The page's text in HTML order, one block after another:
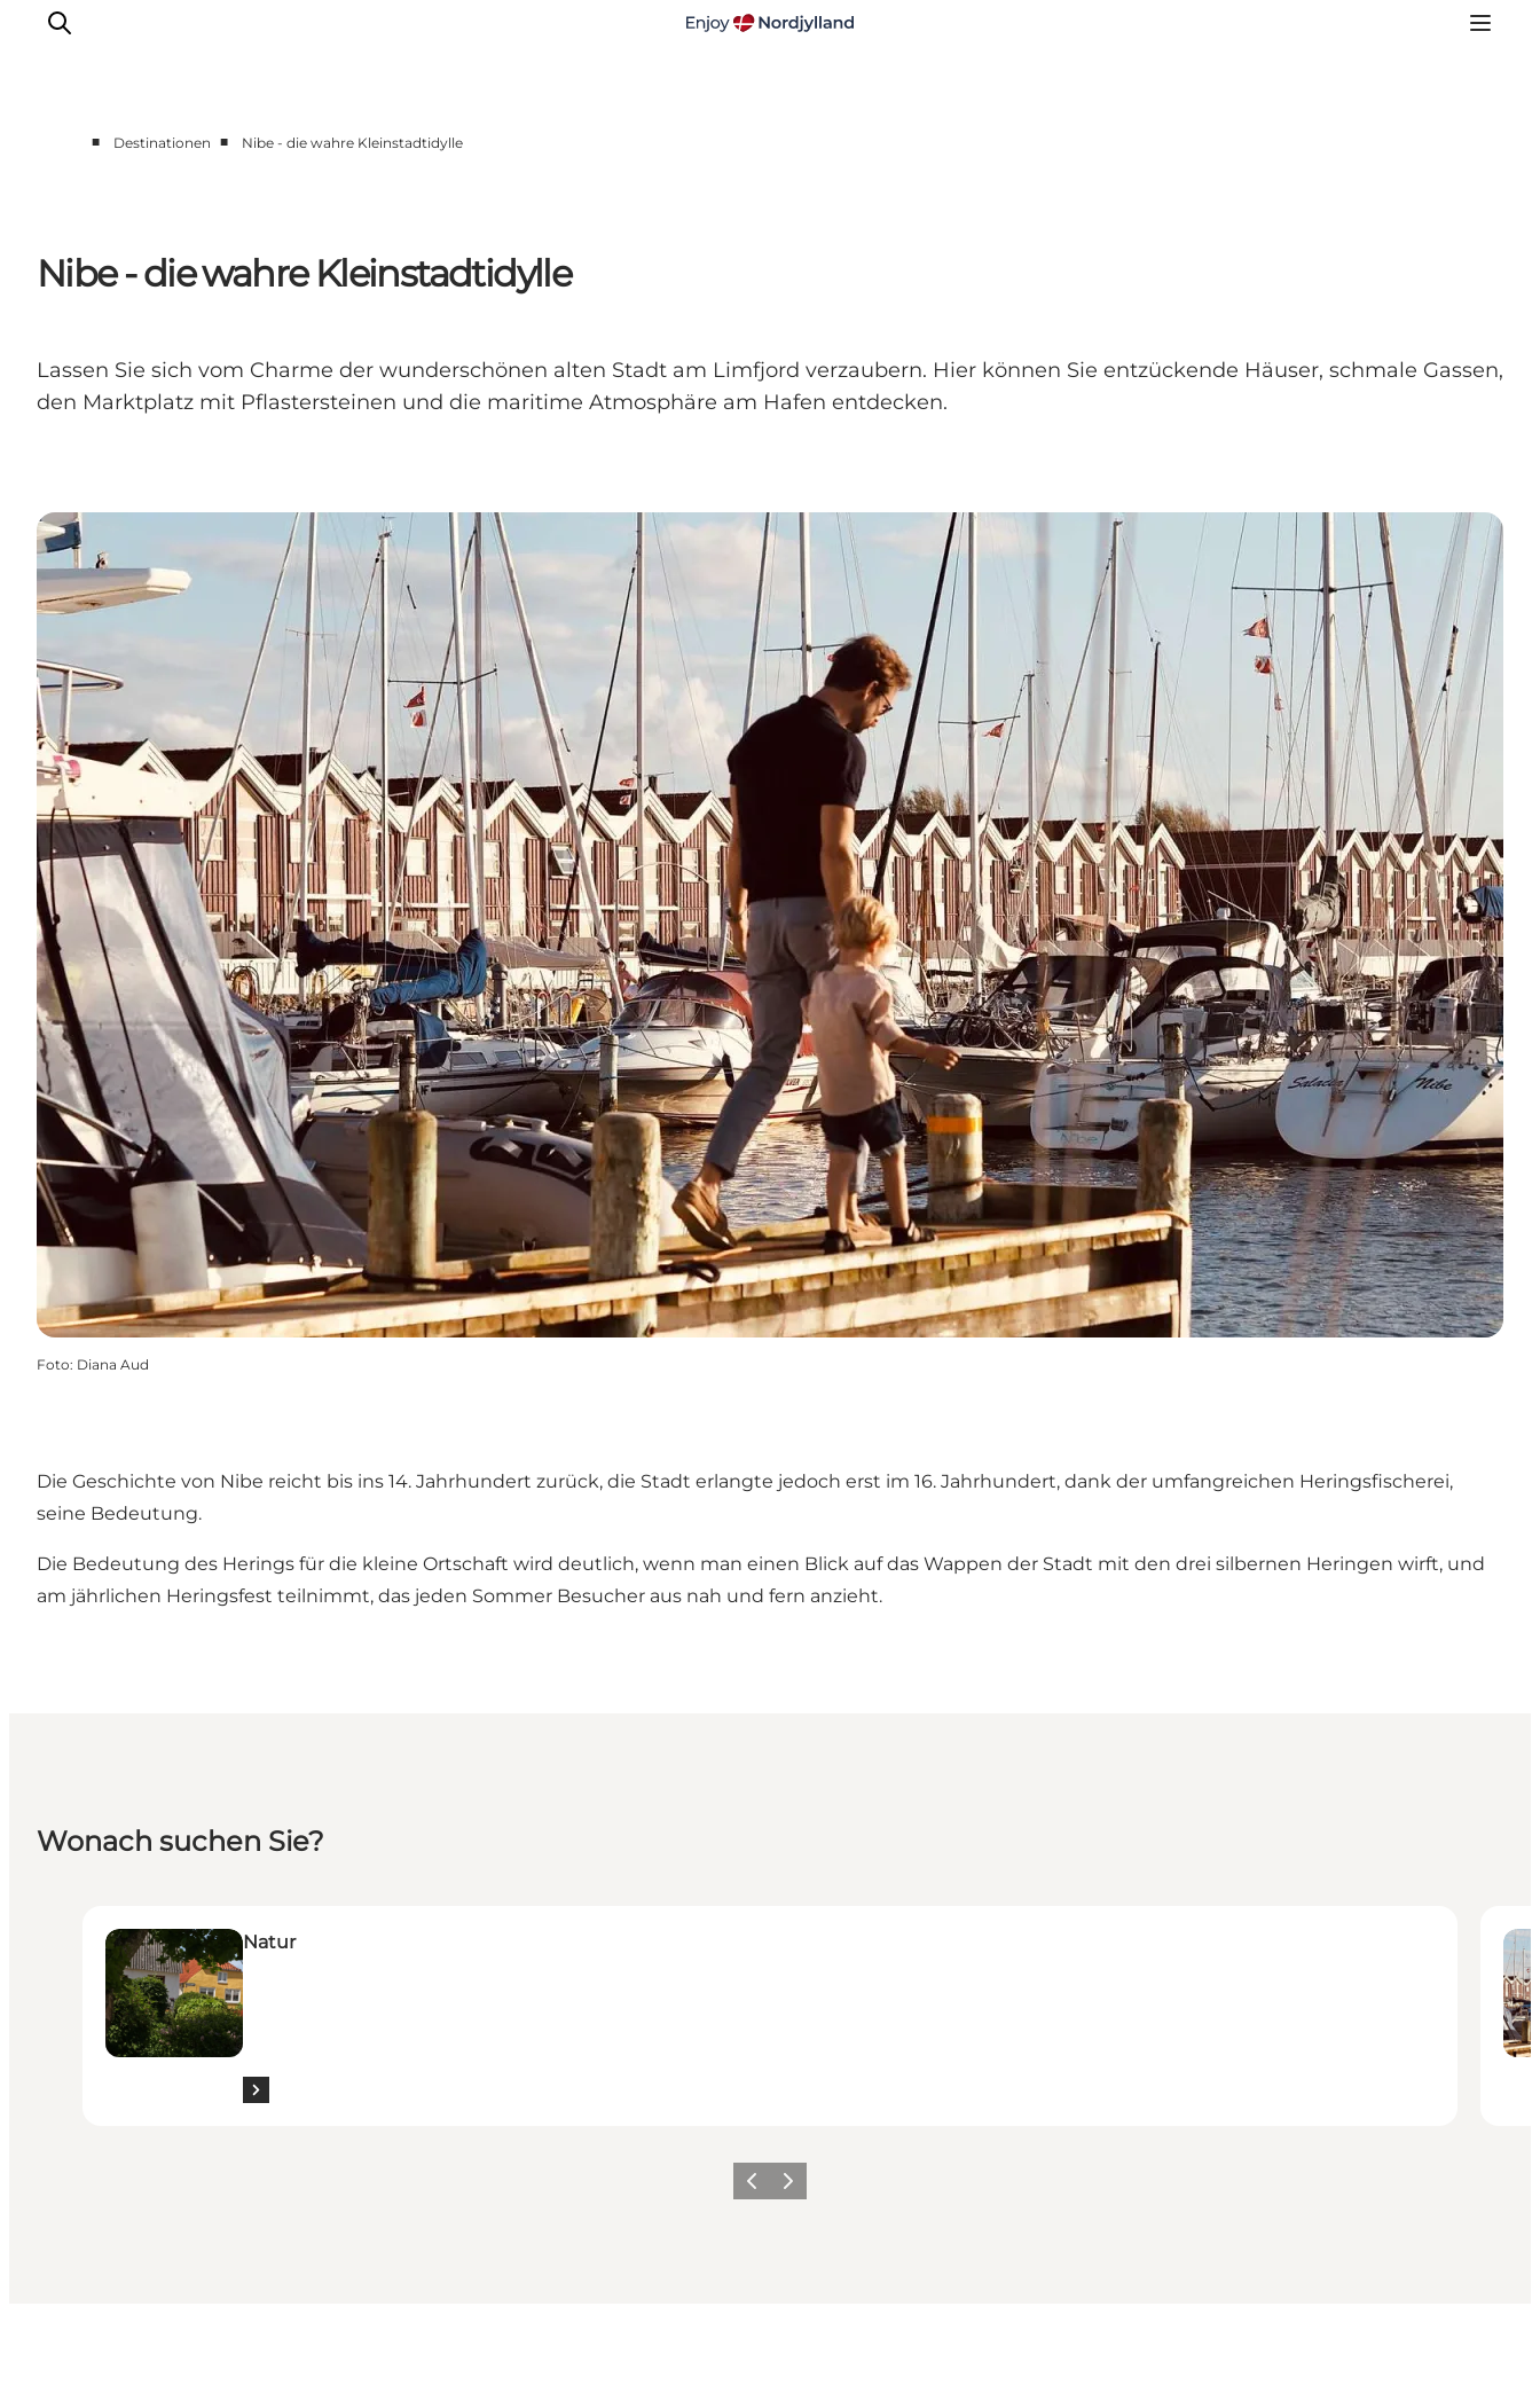
Kattegat
Aalborg
■ Destinationen ■ Nibe - die wahre Kleinstadtidylle
Nibe - die wahre Kleinstadtidylle
Lassen Sie sich vom Charme der wunderschönen alten Stadt am Limfjord verzaubern. Hier können Sie entzückende Häuser, schmale Gassen,
den Marktplatz mit Pflastersteinen und die maritime Atmosphäre am Hafen entdecken.
Foto: Diana Aud
Die Geschichte von Nibe reicht bis ins 14. Jahrhundert zurück, die Stadt erlangte jedoch erst im 16. Jahrhundert, dank der umfangreichen Heringsfischerei,
seine Bedeutung.
Die Bedeutung des Herings für die kleine Ortschaft wird deutlich, wenn man einen Blick auf das Wappen der Stadt mit den drei silbernen Heringen wirft, und
am jährlichen Heringsfest teilnimmt, das jeden Sommer Besucher aus nah und fern anzieht.
Wonach suchen Sie?
Natur
ZurückWeiter